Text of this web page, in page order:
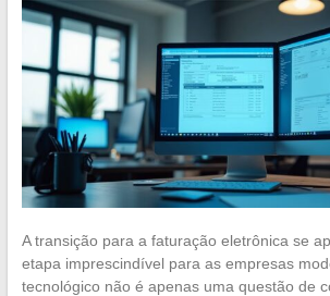
A transição para a faturação eletrônica se
etapa imprescindível para as empresas
tecnológico não é apenas uma questão de